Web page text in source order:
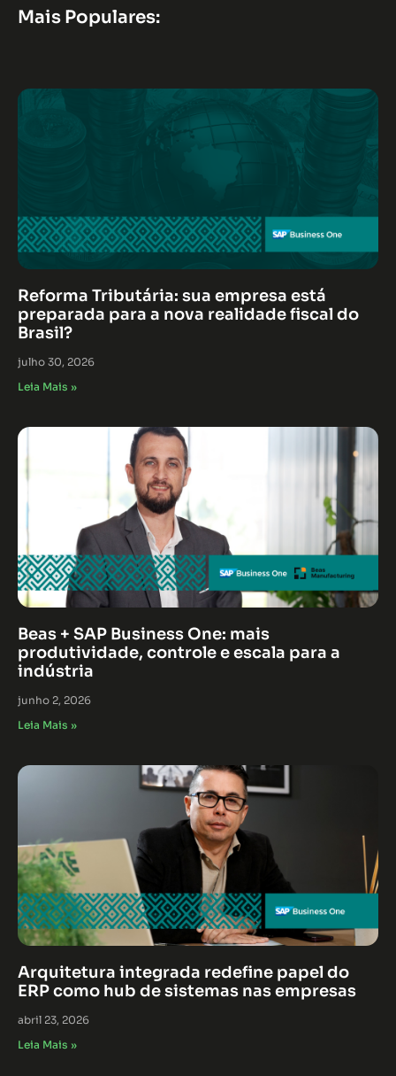
Mais Populares:
Reforma Tributária: sua empresa está
preparada para a nova realidade fiscal do
Brasil?
julho 30, 2026
Leia Mais »
Beas + SAP Business One: mais
produtividade, controle e escala para a
indústria
junho 2, 2026
Leia Mais »
Arquitetura integrada redefine papel do
ERP como hub de sistemas nas empresas
abril 23, 2026
Leia Mais »